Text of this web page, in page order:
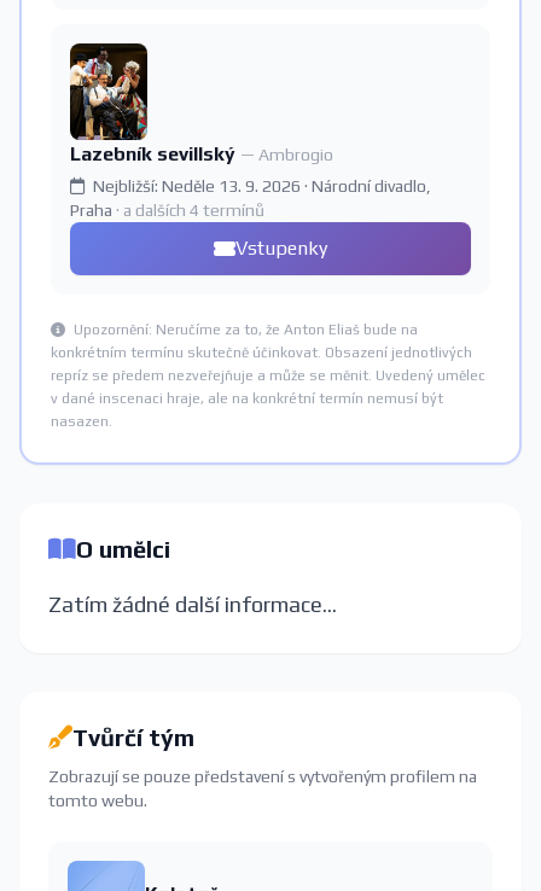
Lazebník sevillský — Ambrogio
Nejbližší: Neděle 13. 9. 2026 · Národní divadlo,
Praha · a dalších 4 termínů
Vstupenky
Upozornění: Neručíme za to, že Anton Eliaš bude na
konkrétním termínu skutečně účinkovat. Obsazení jednotlivých
repríz se předem nezveřejňuje a může se měnit. Uvedený umělec
v dané inscenaci hraje, ale na konkrétní termín nemusí být
nasazen.
O umělci
Zatím žádné další informace...
Tvůrčí tým
Zobrazují se pouze představení s vytvořeným profilem na
tomto webu.